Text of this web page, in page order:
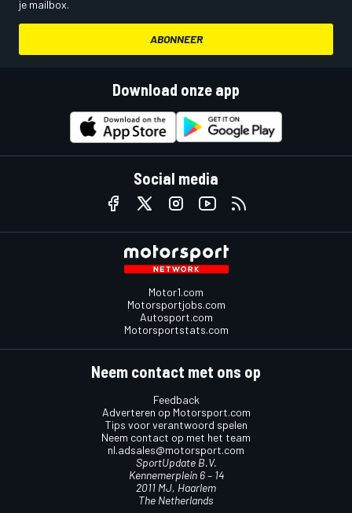
je mailbox.
ABONNEER
Download onze app
Social media
Motor1.com
Motorsportjobs.com
Autosport.com
Motorsportstats.com
Neem contact met ons op
Feedback
Adverteren op Motorsport.com
Tips voor verantwoord spelen
Neem contact op met het team
nl.adsales@motorsport.com
SportUpdate B.V.
Kennemerplein 6 – 14
2011 MJ, Haarlem
The Netherlands